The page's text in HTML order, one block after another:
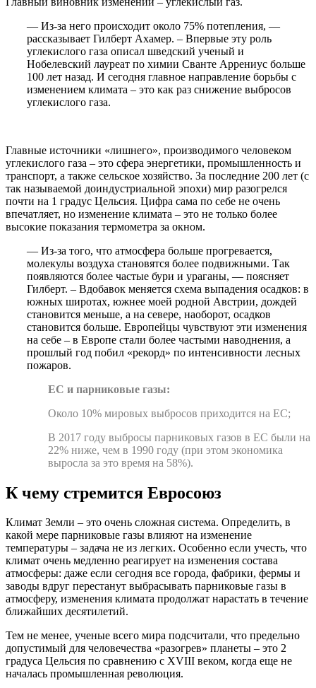
— Из-за него происходит около 75% потепления, —
рассказывает Гилберт Ахамер. – Впервые эту роль
углекислого газа описал шведский ученый и
Нобелевский лауреат по химии Сванте Аррениус больше
100 лет назад. И сегодня главное направление борьбы с
изменением климата – это как раз снижение выбросов
углекислого газа.
Главные источники «лишнего», производимого человеком
углекислого газа – это сфера энергетики, промышленность и
транспорт, а также сельское хозяйство. За последние 200 лет (с
так называемой доиндустриальной эпохи) мир разогрелся
почти на 1 градус Цельсия. Цифра сама по себе не очень
впечатляет, но изменение климата – это не только более
высокие показания термометра за окном.
— Из-за того, что атмосфера больше прогревается,
молекулы воздуха становятся более подвижными. Так
появляются более частые бури и ураганы, — поясняет
Гилберт. – Вдобавок меняется схема выпадения осадков: в
южных широтах, южнее моей родной Австрии, дождей
становится меньше, а на севере, наоборот, осадков
становится больше. Европейцы чувствуют эти изменения
на себе – в Европе стали более частыми наводнения, а
прошлый год побил «рекорд» по интенсивности лесных
пожаров.
ЕС и парниковые газы:
Около 10% мировых выбросов приходится на ЕС;
В 2017 году выбросы парниковых газов в ЕС были на
22% ниже, чем в 1990 году (при этом экономика
выросла за это время на 58%).
К чему стремится Евросоюз
Климат Земли – это очень сложная система. Определить, в
какой мере парниковые газы влияют на изменение
температуры – задача не из легких. Особенно если учесть, что
климат очень медленно реагирует на изменения состава
атмосферы: даже если сегодня все города, фабрики, фермы и
заводы вдруг перестанут выбрасывать парниковые газы в
атмосферу, изменения климата продолжат нарастать в течение
ближайших десятилетий.
Тем не менее, ученые всего мира подсчитали, что предельно
допустимый для человечества «разогрев» планеты – это 2
градуса Цельсия по сравнению с XVIII веком, когда еще не
началась промышленная революция.